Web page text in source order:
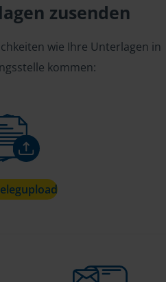
zusenden
wie Ihre Unterlagen in
kommen: